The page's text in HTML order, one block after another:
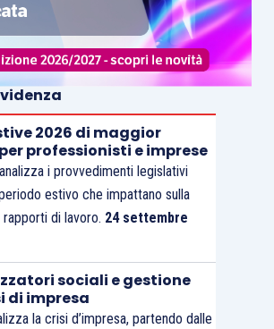
2026 di maggior
professionisti e imprese
analizza i provvedimenti legislativi
estivo che impattano sulla
di lavoro. 24 settembre
sociali e gestione
di impresa
la crisi d’impresa, partendo dalle